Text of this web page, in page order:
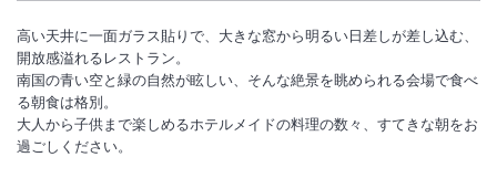
高い天井に一面ガラス貼りで、大きな窓から明るい日差しが差し込む、
開放感溢れるレストラン。
南国の青い空と緑の自然が眩しい、そんな絶景を眺められる会場で食べ
る朝食は格別。
大人から子供まで楽しめるホテルメイドの料理の数々、すてきな朝をお
過ごしください。